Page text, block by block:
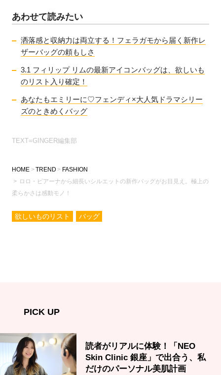
あわせて読みたい
洒落感と収納力は両立する！フェラガモから届く新作レ
ザーバッグの頼もしさ
3.1 フィリップ リムの最新アイコンバッグは、欲しいも
のリスト入り確定！
あなたもエミリーに♡フェンディ×大人気ドラマシリー
ズのときめくバッグ
TEXT=GINGER編集部
HOME TREND
FASHION
ロロ・ピアーナから細長いシルエットの新作バッグがお目見え。極上の
柔らかさは感動モノ！
欲しいものリスト バッグ
PICK UP
読者がリアルに体験！「NEO
Skin Clinic 銀座」で出合う、私
だけのパーソナル美肌計画